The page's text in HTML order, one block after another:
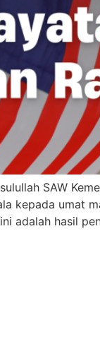
SAW
kepada umat
adalah hasil